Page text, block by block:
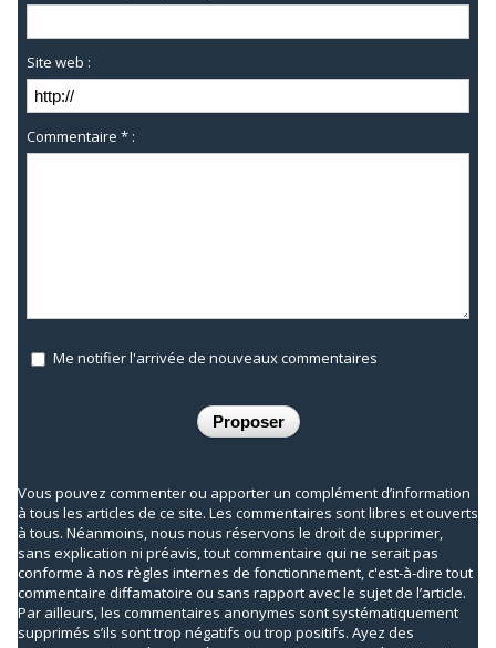
Site web :
Commentaire * :
Me notifier l'arrivée de nouveaux commentaires
Vous pouvez commenter ou apporter un complément d’information
à tous les articles de ce site. Les commentaires sont libres et ouverts
à tous. Néanmoins, nous nous réservons le droit de supprimer,
sans explication ni préavis, tout commentaire qui ne serait pas
conforme à nos règles internes de fonctionnement, c'est-à-dire tout
commentaire diffamatoire ou sans rapport avec le sujet de l’article.
Par ailleurs, les commentaires anonymes sont systématiquement
supprimés s’ils sont trop négatifs ou trop positifs. Ayez des